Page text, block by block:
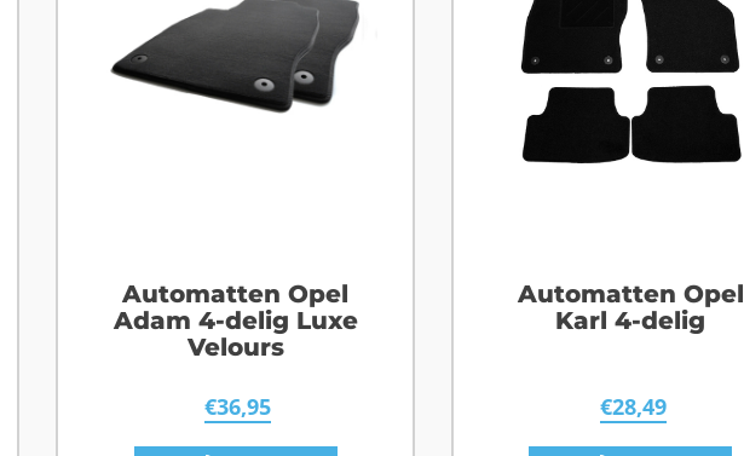
Automatten Opel
Adam 4-delig Luxe
Velours
€36,95
Automatten Opel
Karl 4-delig
€28,49